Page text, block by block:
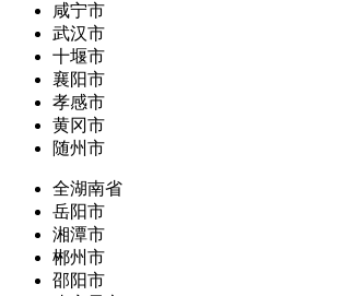
咸宁市
武汉市
十堰市
襄阳市
孝感市
黄冈市
随州市
全湖南省
岳阳市
湘潭市
郴州市
邵阳市